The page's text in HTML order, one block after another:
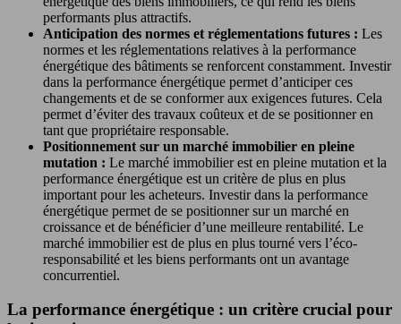
performants plus attractifs.
Anticipation des normes et réglementations futures : Les
normes et les réglementations relatives à la performance
énergétique des bâtiments se renforcent constamment. Investir
dans la performance énergétique permet d’anticiper ces
changements et de se conformer aux exigences futures. Cela
permet d’éviter des travaux coûteux et de se positionner en
tant que propriétaire responsable.
Positionnement sur un marché immobilier en pleine
mutation : Le marché immobilier est en pleine mutation et la
performance énergétique est un critère de plus en plus
important pour les acheteurs. Investir dans la performance
énergétique permet de se positionner sur un marché en
croissance et de bénéficier d’une meilleure rentabilité. Le
marché immobilier est de plus en plus tourné vers l’éco-
responsabilité et les biens performants ont un avantage
concurrentiel.
La performance énergétique : un critère crucial pour